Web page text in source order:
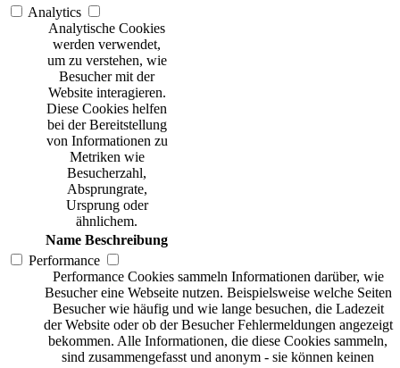
Analytics
Analytische Cookies
werden verwendet,
um zu verstehen, wie
Besucher mit der
Website interagieren.
Diese Cookies helfen
bei der Bereitstellung
von Informationen zu
Metriken wie
Besucherzahl,
Absprungrate,
Ursprung oder
ähnlichem.
Name Beschreibung
Performance
Performance Cookies sammeln Informationen darüber, wie
Besucher eine Webseite nutzen. Beispielsweise welche Seiten
Besucher wie häufig und wie lange besuchen, die Ladezeit
der Website oder ob der Besucher Fehlermeldungen angezeigt
bekommen. Alle Informationen, die diese Cookies sammeln,
sind zusammengefasst und anonym - sie können keinen